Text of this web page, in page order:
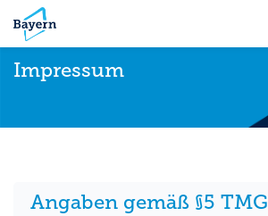
Skip to navigation
Skip to login form
Zum Hauptinhalt
Skip to accessibility options
Skip to footer
Skip accessibility options
Impressum
Angaben gemäß §5 TMG